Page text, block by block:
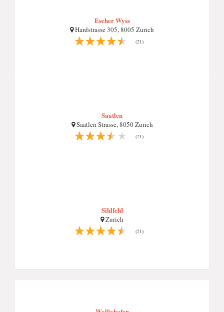
Escher Wyss
Hardstrasse 305, 8005 Zurich
(21)
Saatlen
Saatlen Strasse, 8050 Zurich
(21)
Sihlfeld
Zurich
(21)